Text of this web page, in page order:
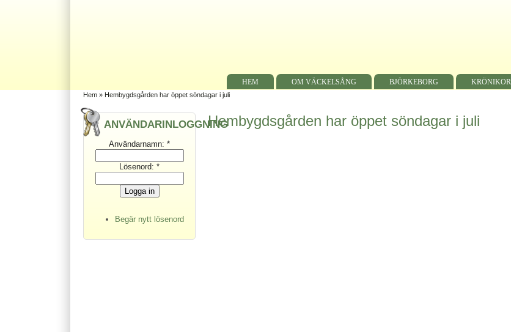
HEM OM VÄCKELSÅNG BJÖRKEBORG KRÖNIKOR
Hem » Hembygdsgården har öppet söndagar i juli
Hembygdsgården har öppet söndagar i juli
ANVÄNDARINLOGGNING
Användarnamn:*
Lösenord:*
Begär nytt lösenord